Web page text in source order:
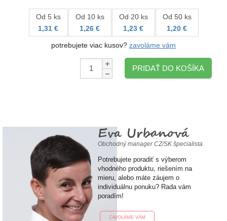
Od 5 ks
1,31 €
Od 10 ks
1,26 €
Od 20 ks
1,23 €
Od 50 ks
1,20 €
potrebujete viac kusov? zavoláme vám
Množstvo:
PRIDAŤ DO KOŠÍKA
Eva Urbanová
Obchodný manager CZ/SK špecialista
Potrebujete poradiť s výberom
vhodného produktu, riešením na
mieru, alebo máte záujem o
individuálnu ponuku? Rada vám
poradím!
ZAVOLÁME VÁM